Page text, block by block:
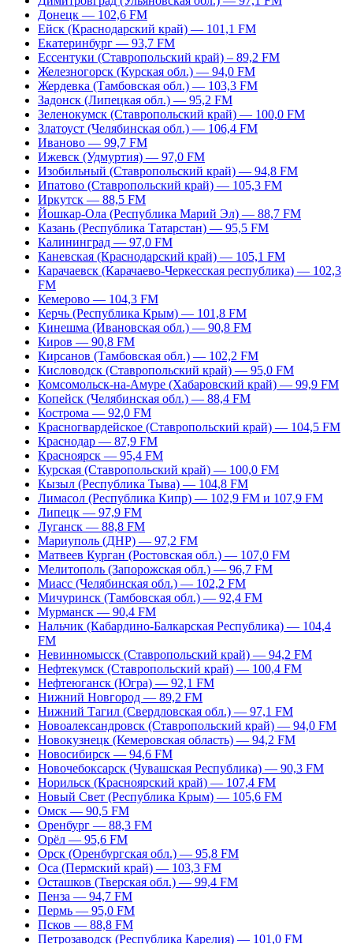
Донецк — 102,6 FM
Ейск (Краснодарский край) — 101,1 FM
Екатеринбург — 93,7 FM
Ессентуки (Ставропольский край) – 89,2 FM
Железногорск (Курская обл.) — 94,0 FM
Жердевка (Тамбовская обл.) — 103,3 FM
Задонск (Липецкая обл.) — 95,2 FM
Зеленокумск (Ставропольский край) — 100,0 FM
Златоуст (Челябинская обл.) — 106,4 FM
Иваново — 99,7 FM
Ижевск (Удмуртия) — 97,0 FM
Изобильный (Ставропольский край) — 94,8 FM
Ипатово (Ставропольский край) — 105,3 FM
Иркутск — 88,5 FM
Йошкар-Ола (Республика Марий Эл) — 88,7 FM
Казань (Республика Татарстан) — 95,5 FM
Калининград — 97,0 FM
Каневская (Краснодарский край) — 105,1 FM
Карачаевск (Карачаево-Черкесская республика) — 102,3
FM
Кемерово — 104,3 FM
Керчь (Республика Крым) — 101,8 FM
Кинешма (Ивановская обл.) — 90,8 FM
Киров — 90,8 FM
Кирсанов (Тамбовская обл.) — 102,2 FM
Кисловодск (Ставропольский край) — 95,0 FM
Комсомольск-на-Амуре (Хабаровский край) — 99,9 FM
Копейск (Челябинская обл.) — 88,4 FM
Кострома — 92,0 FM
Красногвардейское (Ставропольский край) — 104,5 FM
Краснодар — 87,9 FM
Красноярск — 95,4 FM
Курская (Ставропольский край) — 100,0 FM
Кызыл (Республика Тыва) — 104,8 FM
Лимасол (Республика Кипр) — 102,9 FM и 107,9 FM
Липецк — 97,9 FM
Луганск — 88,8 FM
Мариуполь (ДНР) — 97,2 FM
Матвеев Курган (Ростовская обл.) — 107,0 FM
Мелитополь (Запорожская обл.) — 96,7 FM
Миасс (Челябинская обл.) — 102,2 FM
Мичуринск (Тамбовская обл.) — 92,4 FM
Мурманск — 90,4 FM
Нальчик (Кабардино-Балкарская Республика) — 104,4
FM
Невинномысск (Ставропольский край) — 94,2 FM
Нефтекумск (Ставропольский край) — 100,4 FM
Нефтеюганск (Югра) — 92,1 FM
Нижний Новгород — 89,2 FM
Нижний Тагил (Свердловская обл.) — 97,1 FM
Новоалександровск (Ставропольский край) — 94,0 FM
Новокузнецк (Кемеровская область) — 94,2 FM
Новосибирск — 94,6 FM
Новочебоксарск (Чувашская Республика) — 90,3 FM
Норильск (Красноярский край) — 107,4 FM
Новый Свет (Республика Крым) — 105,6 FM
Омск — 90,5 FM
Оренбург — 88,3 FM
Орёл — 95,6 FM
Орск (Оренбургская обл.) — 95,8 FM
Оса (Пермский край) — 103,3 FM
Осташков (Тверская обл.) — 99,4 FM
Пенза — 94,7 FM
Пермь — 95,0 FM
Псков — 88,8 FM
Петрозаводск (Республика Карелия) — 101,0 FM